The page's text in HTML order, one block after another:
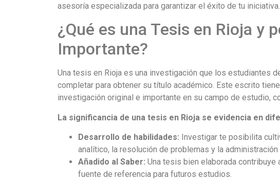
asesoría especializada para garantizar el éxito de tu iniciativa.
¿Qué es una Tesis en Rioja y
Importante?
Una tesis en Rioja es una investigación que los estudiantes
completar para obtener su título académico. Este escrito
investigación original e importante en su campo de estudio,
La significancia de una tesis en Rioja se evidencia en
Desarrollo de habilidades: Investigar te posibilita
analítico, la resolución de problemas y la
Añadido al Saber: Una tesis bien elaborada contribuye
fuente de referencia para futuros estudios.